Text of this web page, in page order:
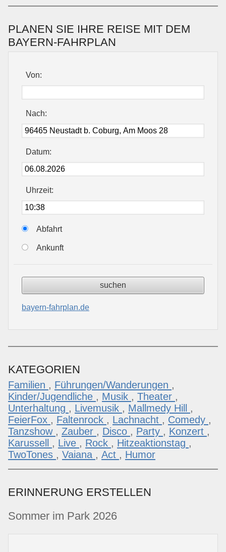
PLANEN SIE IHRE REISE MIT DEM
BAYERN-FAHRPLAN
Von:
Nach:
Datum:
Uhrzeit:
Abfahrt
Ankunft
bayern-fahrplan.de
KATEGORIEN
Familien , Führungen/Wanderungen ,
Kinder/Jugendliche , Musik , Theater ,
Unterhaltung , Livemusik , Mallmedy Hill ,
FeierFox , Faltenrock , Lachnacht , Comedy ,
Tanzshow , Zauber , Disco , Party , Konzert ,
Karussell , Live , Rock , Hitzeaktionstag ,
TwoTones , Vaiana , Act , Humor
ERINNERUNG ERSTELLEN
Sommer im Park 2026